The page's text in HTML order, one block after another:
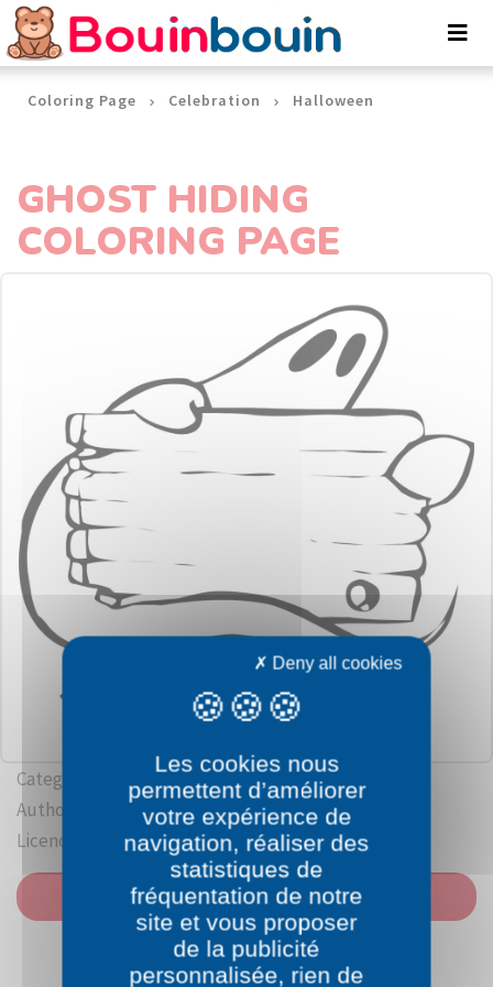
Coloring Page Celebration Halloween
GHOST HIDING
COLORING PAGE
Category: Halloween
Author:
Licence: Public domain
PRINT
Cookies management panel
Les cookies nous
permettent d’améliorer
votre expérience de
navigation, réaliser des
statistiques de
fréquentation de notre
site et vous proposer
de la publicité
personnalisée, rien de
Deny all cookies